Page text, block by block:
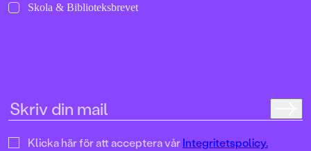
Skola & Biblioteksbrevet
Klicka här för att acceptera vårIntegritetspolicy.